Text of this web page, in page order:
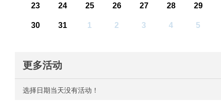
23 24 25 26 27 28 29
30 31 1 2 3 4 5
更多活动
选择日期当天没有活动！